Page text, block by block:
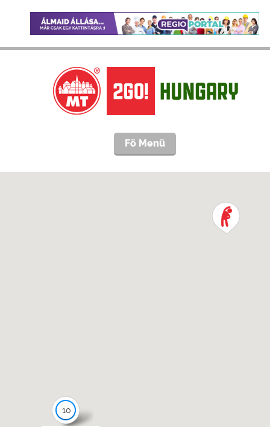
Fö Menü
10